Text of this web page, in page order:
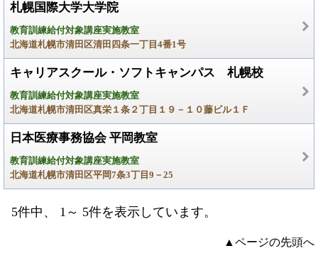
札幌国際大学大学院
教育訓練給付対象講座実施教室
北海道札幌市清田区清田四条一丁目4番1号
キャリアスクール・ソフトキャンパス 札幌校
教育訓練給付対象講座実施教室
北海道札幌市清田区真栄１条２丁目１９－１０藤ビル１Ｆ
日本医療事務協会 平岡教室
教育訓練給付対象講座実施教室
北海道札幌市清田区平岡7条3丁目9－25
5件中、 1～ 5件を表示しています。
▲ページの先頭へ